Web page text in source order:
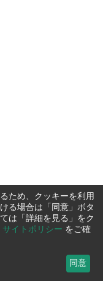
ため、クッキーを利用
る場合は「同意」ボタ
は「詳細を見る」をク
サイトポリシー をご確
同意